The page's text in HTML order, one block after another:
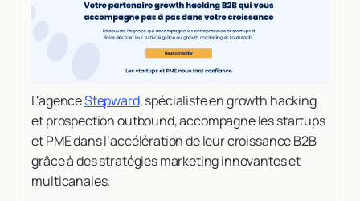
L'agenceStepward, spécialiste en growth hacking
et prospection outbound, accompagne les startups
et PME dans l’accélération de leur croissance B2B
grâce à des stratégies marketing innovantes et
multicanales.